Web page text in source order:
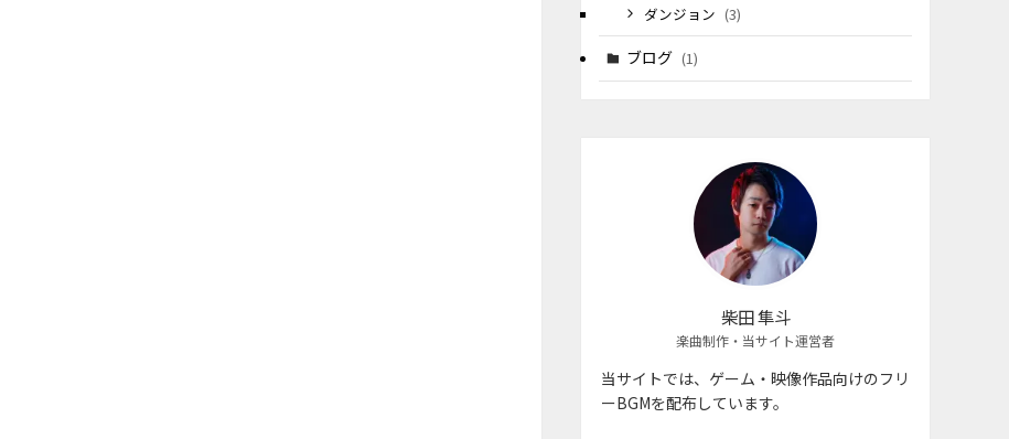
ダンジョン (3)
ブログ (1)
柴田 隼斗
楽曲制作・当サイト運営者
当サイトでは、ゲーム・映像作品向けのフリ
ーBGMを配布しています。